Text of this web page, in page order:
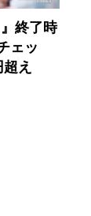
終了時
ェッ
え